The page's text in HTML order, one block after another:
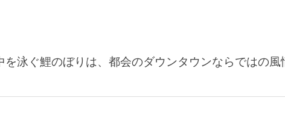
泳ぐ鯉のぼりは、都会のダウンタウンならではの